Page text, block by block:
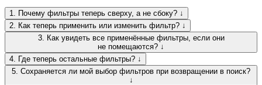
1. Почему фильтры теперь сверху, а не сбоку? ↓
2. Как теперь применить или изменить фильтр? ↓
3. Как увидеть все применённые фильтры, если они
не помещаются? ↓
4. Где теперь остальные фильтры? ↓
5. Сохраняется ли мой выбор фильтров при возвращении в поиск?
↓